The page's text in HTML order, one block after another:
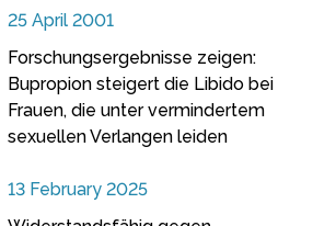
25 April 2001
Forschungsergebnisse zeigen:
Bupropion steigert die Libido bei
Frauen, die unter vermindertem
sexuellen Verlangen leiden
13 February 2025